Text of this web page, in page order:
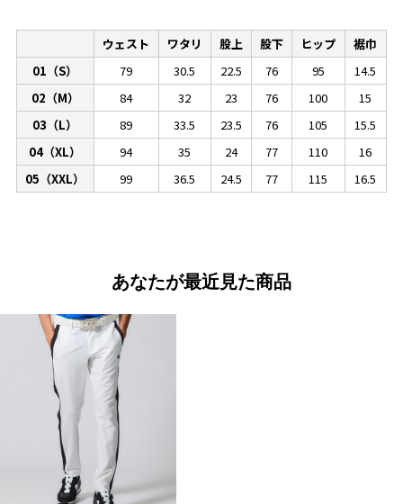
ウェスト ワタリ 股上 股下 ヒップ
裾巾
01（S）
79 30.5 22.5 76 95
14.5
02（M）
84 32 23 76 100
15
03（L）
89 33.5 23.5 76 105
15.5
04（XL）
94 35 24 77 110
16
05（XXL）
99 36.5 24.5 77 115 16.5
あなたが最近見た商品